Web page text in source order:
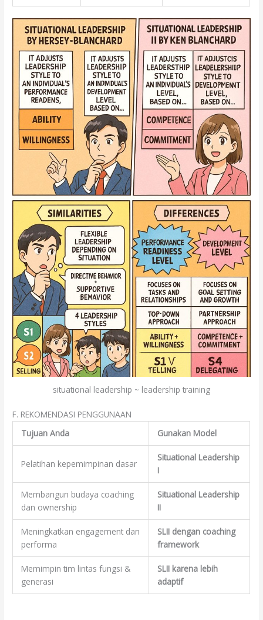
situational leadership ~ leadership training
F. REKOMENDASI PENGGUNAAN
Tujuan Anda
Gunakan Model
Pelatihan kepemimpinan dasar
Situational Leadership
I
Membangun budaya coaching
dan ownership
Situational Leadership
II
Meningkatkan engagement dan
performa
SLII dengan coaching
framework
Memimpin tim lintas fungsi &
generasi
SLII karena lebih
adaptif